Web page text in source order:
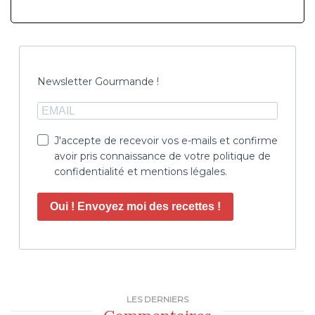
Newsletter Gourmande !
J'accepte de recevoir vos e-mails et confirme
avoir pris connaissance de votre politique de
confidentialité et mentions légales.
Oui ! Envoyez moi des recettes !
LES DERNIERS